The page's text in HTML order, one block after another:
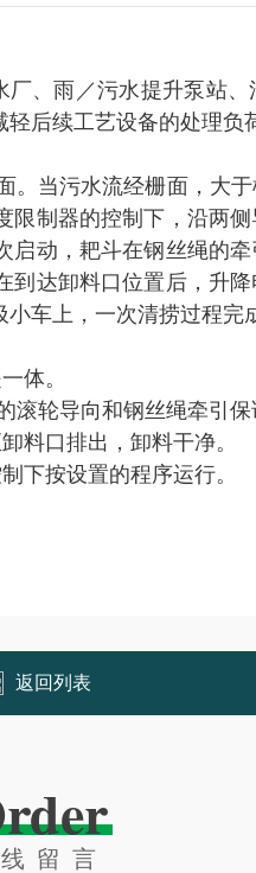
、雨／污水提升泵站
后续工艺设备的处理负
当污水流经栅面，大
制器的控制下，沿两
动，耙斗在钢丝绳的
达卸料口位置后，升
车上，一次清捞过程完
体。
轮导向和钢丝绳牵引保
料口排出，卸料干净。
下按设置的程序运行。
返回列表
留言